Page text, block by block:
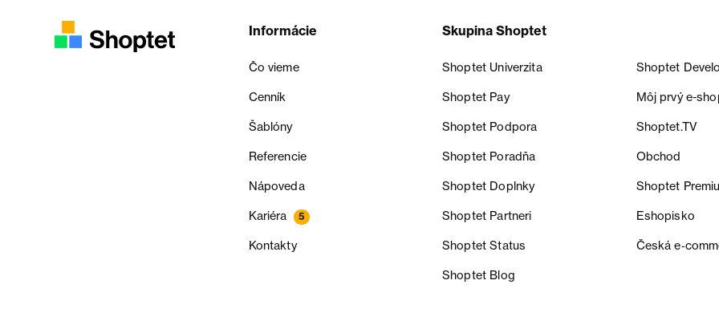
Informácie
Čo vieme
Cenník
Šablóny
Referencie
Nápoveda
Kariéra 5
Kontakty
Skupina Shoptet
Shoptet Univerzita Shoptet
Shoptet Pay Môj prvý e-
Shoptet Podpora Shoptet.TV
Shoptet Poradňa Obchod
Shoptet Doplnky Shoptet
Shoptet Partneri Eshopisko
Shoptet Status Česká
Shoptet Blog